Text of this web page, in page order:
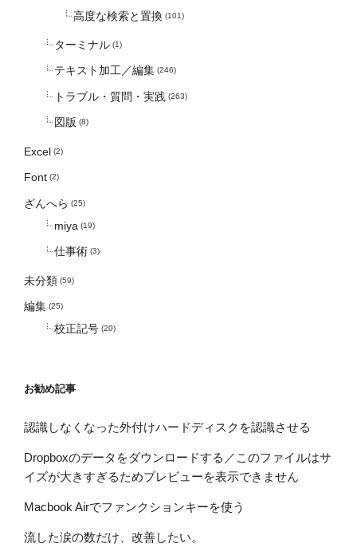
高度な検索と置換 (101)
ターミナル (1)
テキスト加工／編集 (246)
トラブル・質問・実践 (263)
図版 (8)
Excel (2)
Font (2)
ざんへら (25)
miya (19)
仕事術 (3)
未分類 (59)
編集 (25)
校正記号 (20)
お勧め記事
認識しなくなった外付けハードディスクを認識させる
Dropboxのデータをダウンロードする／このファイルはサ
イズが大きすぎるためプレビューを表示できません
Macbook Airでファンクションキーを使う
流した涙の数だけ、改善したい。